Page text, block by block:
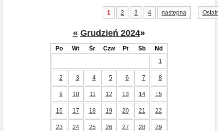
1 2 3 4 następna ...
« Grudzień 2024»
Po Wt Śr Czw Pt Sb
Nd
1
2 3 4 5 6 7 8
9 10 11 12 13 14 15
16 17 18 19 20 21 22
23 24 25 26 27 28 29